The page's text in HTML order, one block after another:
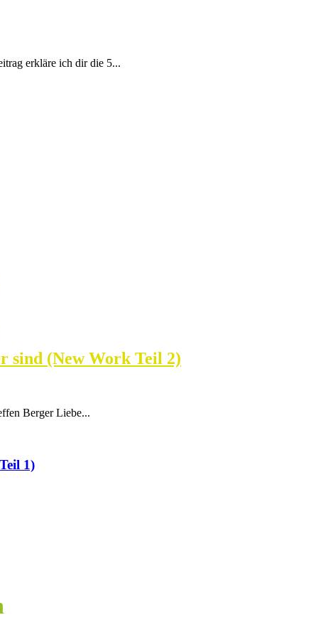
erkläre ich dir die 5...
sind (New Work Teil 2)
Berger Liebe...
1)